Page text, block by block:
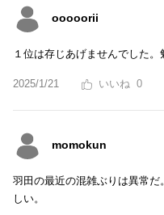
ooooorii
１位は存じあげませんでした。
2025/1/21 0
momokun
羽田の最近の混雑ぶりは異常
しい。